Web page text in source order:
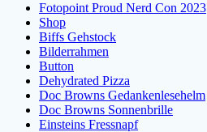
Fotopoint Proud Nerd Con 2023
Shop
Biffs Gehstock
Bilderrahmen
Button
Dehydrated Pizza
Doc Browns Gedankenlesehelm
Doc Browns Sonnenbrille
Einsteins Fressnapf